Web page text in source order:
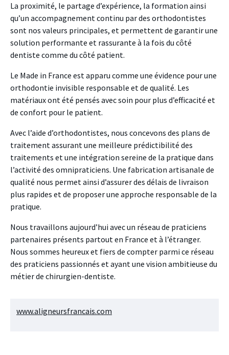
La proximité, le partage d’expérience, la formation ainsi
qu’un accompagnement continu par des orthodontistes
sont nos valeurs principales, et permettent de garantir une
solution performante et rassurante à la fois du côté
dentiste comme du côté patient.
Le Made in France est apparu comme une évidence pour une
orthodontie invisible responsable et de qualité. Les
matériaux ont été pensés avec soin pour plus d’efficacité et
de confort pour le patient.
Avec l’aide d’orthodontistes, nous concevons des plans de
traitement assurant une meilleure prédictibilité des
traitements et une intégration sereine de la pratique dans
l’activité des omnipraticiens. Une fabrication artisanale de
qualité nous permet ainsi d’assurer des délais de livraison
plus rapides et de proposer une approche responsable de la
pratique.
Nous travaillons aujourd’hui avec un réseau de praticiens
partenaires présents partout en France et à l’étranger.
Nous sommes heureux et fiers de compter parmi ce réseau
des praticiens passionnés et ayant une vision ambitieuse du
métier de chirurgien-dentiste.
www.aligneursfrancais.com